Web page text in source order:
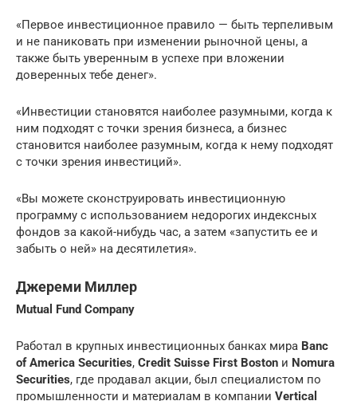
«Первое инвестиционное правило — быть терпеливым
и не паниковать при изменении рыночной цены, а
также быть уверенным в успехе при вложении
доверенных тебе денег».
«Инвестиции становятся наиболее разумными, когда к
ним подходят с точки зрения бизнеса, а бизнес
становится наиболее разумным, когда к нему подходят
с точки зрения инвестиций».
«Вы можете сконструировать инвестиционную
программу с использованием недорогих индексных
фондов за какой-нибудь час, а затем «запустить ее и
забыть о ней» на десятилетия».
Джереми Миллер
Mutual Fund Company
Работал в крупных инвестиционных банках мира Banc
of America Securities, Credit Suisse First Boston и Nomura
Securities, где продавал акции, был специалистом по
промышленности и материалам в компании Vertical